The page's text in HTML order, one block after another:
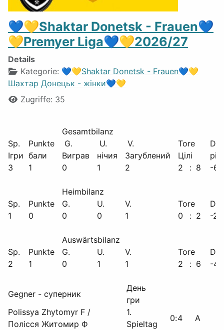
💙💛Shaktar Donetsk - Frauen💙
💛Premyer Liga💙💛2026/27
Details
Kategorie: 💙💛Shaktar Donetsk - Frauen💙💛
Шахтар Донецьк - жінки💙💛
Zugriffe: 35
Gesamtbilanz
Sp.
Punkte G. U. V. Tore
Ігри бали Виграв нічия Загублений Цілі
3
1 0 1 2 2 : 8 -6
Heimbilanz
Sp.
Punkte G. U. V. Tore
1
0 0 0 1 0 : 2 -2
Auswärtsbilanz
Sp.
Punkte G. U. V. Tore
2
1 0 1 1 2 : 6 -4
Gegner - суперник
День
гри
Polissya Zhytomyr F /
Полісся Житомир Ф
1.
Spieltag
0:4
A